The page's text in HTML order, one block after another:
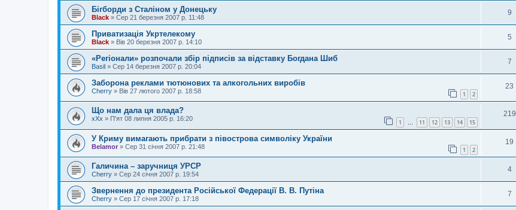
Бігборди з Сталіном у Донецьку
Black » Сер 21 березня 2007 р. 11:48
9
Приватизація Укртелекому
Black » Вів 20 березня 2007 р. 14:10
5
«Регіонали» розпочали збір підписів за відставку Богдана Шиб
Basil » Сер 14 березня 2007 р. 20:04
7
Заборона реклами тютюнових та алкогольних виробів
Cherry » Вів 27 лютого 2007 р. 18:58 1 2
23
Що нам дала ця влада?
xXx » П'ят 08 липня 2005 р. 16:20 1 … 11 12 13 14 15
219
У Криму вимагають прибрати з півострова символіку України
Belamor » Сер 31 січня 2007 р. 21:48 1 2
19
Галичина – заручниця УРСР
Cherry » Сер 24 січня 2007 р. 19:54
4
Звернення до президента Російської Федерації В. В. Путіна
Cherry » Сер 17 січня 2007 р. 17:18
7